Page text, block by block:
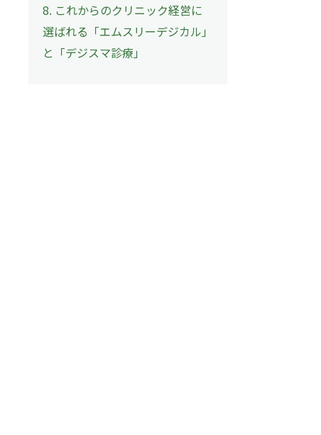
8. これからのクリニック経営に
選ばれる「エムスリーデジカル」
と「デジスマ診療」